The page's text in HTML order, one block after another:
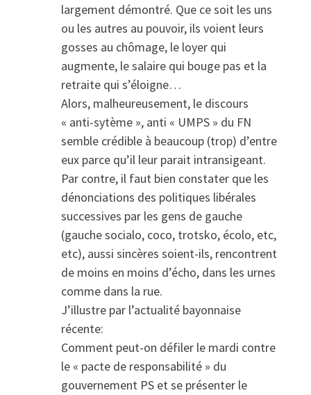
largement démontré. Que ce soit les uns
ou les autres au pouvoir, ils voient leurs
gosses au chômage, le loyer qui
augmente, le salaire qui bouge pas et la
retraite qui s’éloigne…
Alors, malheureusement, le discours
« anti-sytème », anti « UMPS » du FN
semble crédible à beaucoup (trop) d’entre
eux parce qu’il leur parait intransigeant.
Par contre, il faut bien constater que les
dénonciations des politiques libérales
successives par les gens de gauche
(gauche socialo, coco, trotsko, écolo, etc,
etc), aussi sincères soient-ils, rencontrent
de moins en moins d’écho, dans les urnes
comme dans la rue.
J’illustre par l’actualité bayonnaise
récente:
Comment peut-on défiler le mardi contre
le « pacte de responsabilité » du
gouvernement PS et se présenter le